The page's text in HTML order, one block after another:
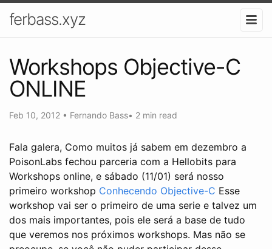
ferbass.xyz
Workshops Objective-C
ONLINE
Feb 10, 2012 • Fernando Bass• 2 min read
Fala galera, Como muitos já sabem em dezembro a
PoisonLabs fechou parceria com a Hellobits para
Workshops online, e sábado (11/01) será nosso
primeiro workshop Conhecendo Objective-C Esse
workshop vai ser o primeiro de uma serie e talvez um
dos mais importantes, pois ele será a base de tudo
que veremos nos próximos workshops. Mas não se